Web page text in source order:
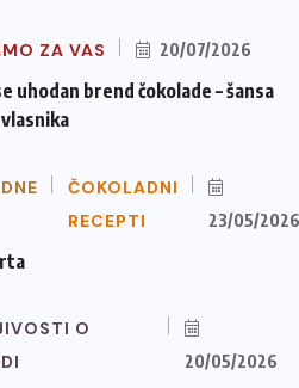
ZA VAS 20/07/2026
uhodan brend čokolade – šansa
ČOKOLADNI
RECEPTI
23/05/2026
O
20/05/2026